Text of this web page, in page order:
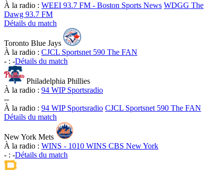
À la radio : WEEI 93.7 FM - Boston Sports News WDGG The
Dawg 93.7 FM
Détails du match
Toronto Blue Jays
À la radio : CJCL Sportsnet 590 The FAN
- : -Détails du match
Philadelphia Phillies
À la radio : 94 WIP Sportsradio
--
À la radio : 94 WIP Sportsradio CJCL Sportsnet 590 The FAN
Détails du match
New York Mets
À la radio : WINS - 1010 WINS CBS New York
- : -Détails du match